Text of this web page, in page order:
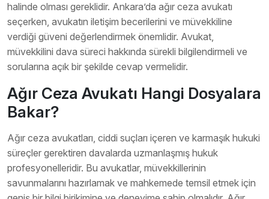
halinde olması gereklidir. Ankara’da ağır ceza avukatı
seçerken, avukatın iletişim becerilerini ve müvekkiline
verdiği güveni değerlendirmek önemlidir. Avukat,
müvekkilini dava süreci hakkında sürekli bilgilendirmeli ve
sorularına açık bir şekilde cevap vermelidir.
Ağır Ceza Avukatı Hangi Dosyalara
Bakar?
Ağır ceza avukatları, ciddi suçları içeren ve karmaşık hukuki
süreçler gerektiren davalarda uzmanlaşmış hukuk
profesyonelleridir. Bu avukatlar, müvekkillerinin
savunmalarını hazırlamak ve mahkemede temsil etmek için